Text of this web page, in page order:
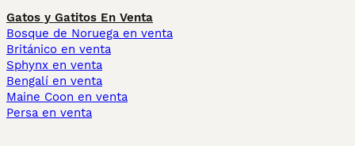
Gatos y Gatitos En Venta
Bosque de Noruega en venta
Británico en venta
Sphynx en venta
Bengalí en venta
Maine Coon en venta
Persa en venta